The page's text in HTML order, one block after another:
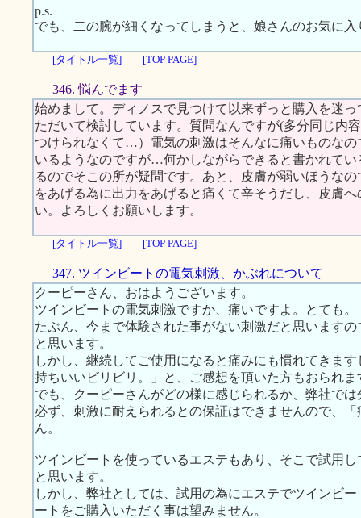
p.s.
でも、二の腕が細くなってしまうと、娘さんのお気に
[タイトル一覧] [TOP PAGE]
346. 悩んでます
始めまして。ディノスで見つけて以来ずっと購入を迷
ただいて検討しています。質問なんですが(多分同じ内
つけられなくて…）電気の刺激はそんなに痛いものな
いるようなのですが…何かしながらできると書かれて
るのでそこの所が疑問です。あと、皮膚が弱いほうな
をあげる為に出力をあげると痛くて辛そうだし、皮膚
い。よろしくお願いします。
[タイトル一覧] [TOP PAGE]
347. ツインビートの電気刺激、かぶれについて
クーピーさん、おはようございます。
ツインビートの電気刺激ですか、痛いですよ。とても。
たぶん、今まで体験された事がない刺激だと思います
と思います。
しかし、継続してご使用になると痛みにも慣れてきま
持ちいいビリビリ。」と、ご感想を頂いた方もおられま
でも、クーピーさんがどの様に感じられるか、弊社で
必ず、刺激に耐えられるとの保証はできませんので、
ん。
ツインビートを使っているエステもあり、そこで試用
と思います。
しかし、弊社としては、試用の為にエステでツインビ
ートをご購入いただく事は望みません。